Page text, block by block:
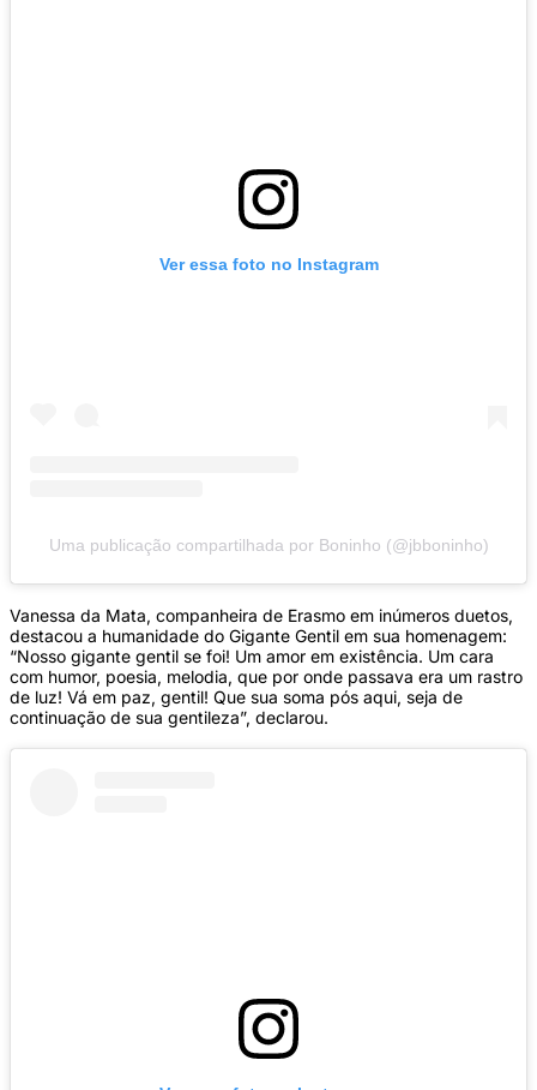
Ver essa foto no Instagram
Uma publicação compartilhada por Boninho (@jbboninho)
Vanessa da Mata, companheira de Erasmo em inúmeros duetos,
destacou a humanidade do Gigante Gentil em sua homenagem:
“Nosso gigante gentil se foi! Um amor em existência. Um cara
com humor, poesia, melodia, que por onde passava era um rastro
de luz! Vá em paz, gentil! Que sua soma pós aqui, seja de
continuação de sua gentileza”, declarou.